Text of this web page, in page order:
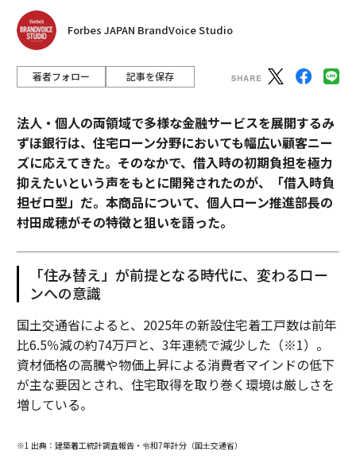
Forbes JAPAN BrandVoice Studio
著者フォロー 記事を保存
法人・個人の両領域で多様な金融サービスを展開するみ
ずほ銀行は、住宅ローン分野においても幅広い顧客ニー
ズに応えてきた。そのなかで、借入時の初期負担を極力
抑えたいという声をもとに開発されたのが、「借入時負
担ゼロ型」だ。本商品について、個人ローン推進部長の
村田成穂がその特徴と狙いを語った。
「住み替え」が前提となる時代に、変わるロー
ンへの意識
国土交通省によると、2025年の新設住宅着工戸数は前年
比6.5％減の約74万戸と、3年連続で減少した（※1）。
資材価格の高騰や物価上昇による消費者マインドの低下
が主な要因とされ、住宅取得を取り巻く環境は厳しさを
増している。
※1 出典：建築着工統計調査報告・令和7年計分（国土交通省）